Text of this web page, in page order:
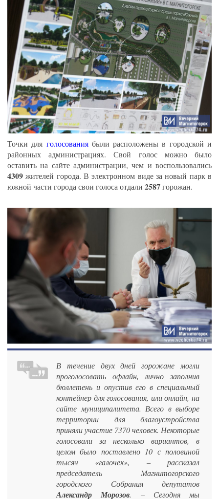
Точки для голосованиябыли расположены в городской и
районных администрациях. Свой голос можно было
оставить на сайте администрации, чем и воспользовались
4309 жителей города. В электронном виде за новый парк в
южной части города свои голоса отдали 2587горожан.
В течение двух дней горожане могли
проголосовать офлайн, лично заполнив
бюллетень и опустив его в специальный
контейнер для голосования, или онлайн, на
сайте муниципалитета. Всего в выборе
территории для благоустройства
приняли участие 7370 человек. Некоторые
голосовали за несколько вариантов, в
целом было поставлено 10 с половиной
тысяч «галочек», – рассказал
председатель Магнитогорского
городского Собрания депутатов
Александр Морозов. – Сегодня мы